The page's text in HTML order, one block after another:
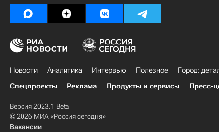
Новости Аналитика Интервью Полезное
Город:
Спецпроекты
Реклама Продукты и сервисы Пресс-
Версия 2023.1 Beta
© 2026 МИА «Россия сегодня»
Вакансии